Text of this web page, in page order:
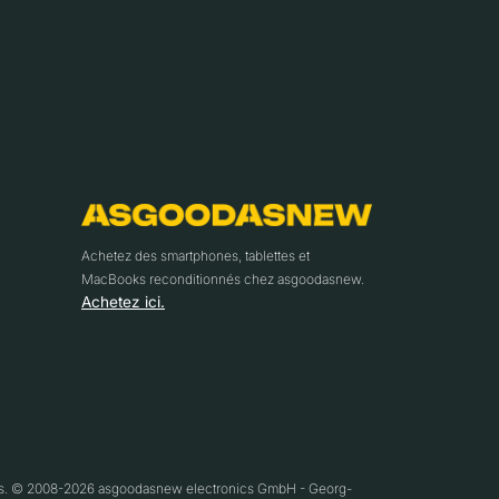
Achetez des smartphones, tablettes et
MacBooks reconditionnés chez asgoodasnew.
Achetez ici.
© 2008-2026 asgoodasnew electronics GmbH - Georg-